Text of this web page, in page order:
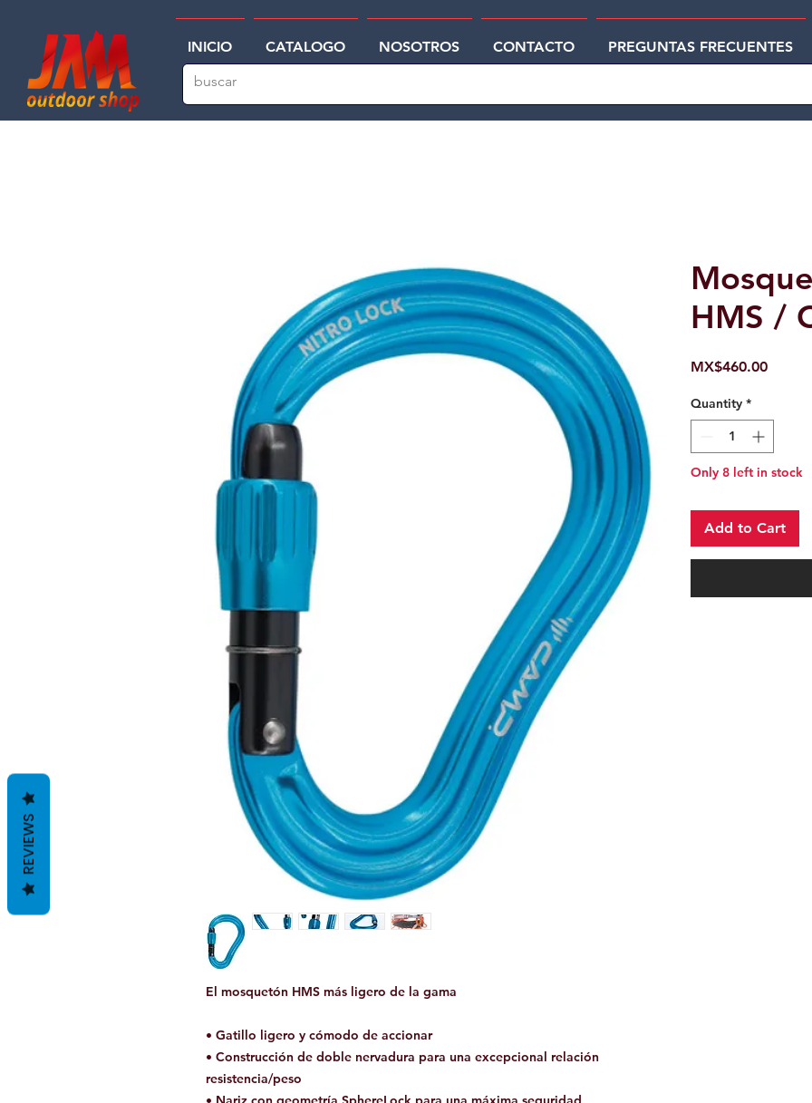
INICIO CATALOGO NOSOTROS CONTACTO PREGUNTAS FRECUENTES
El mosquetón HMS más ligero de la gama
• Gatillo ligero y cómodo de accionar
• Construcción de doble nervadura para una excepcional relación
resistencia/peso
HMS /
MX$460.00Price
Quantity *
Only 8 left in stock
Add to Cart
REVIEWS